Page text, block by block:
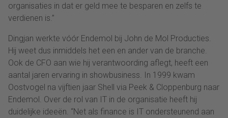
organisaties in dat er geld mee te besparen en zelfs te
verdienen is.”
Dingjan werkte vóór Endemol bij John de Mol Producties.
Hij weet dus inmiddels het een en ander van de branche.
Ook de CFO aan wie hij verantwoording aflegt, heeft een
aantal jaren ervaring in showbusiness. In 1999 kwam
Oostvogel na vijftien jaar Shell via Peek & Cloppenburg naar
Endemol. Over de rol van IT in de organisatie heeft hij
duidelijke ideeën. “Net als finance is IT ondersteunend aan